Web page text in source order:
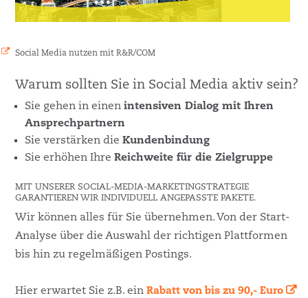
Social Media nutzen mit R&R/COM
Warum sollten Sie in Social Media aktiv sein?
Sie gehen in einenintensiven Dialog mit Ihren
Ansprechpartnern
Sie verstärken dieKundenbindung
Sie erhöhen IhreReichweite für die Zielgruppe
MIT UNSERER SOCIAL-MEDIA-MARKETINGSTRATEGIE
GARANTIEREN WIR INDIVIDUELL ANGEPASSTE PAKETE.
Wir können alles für Sie übernehmen. Von der Start-
Analyse über die Auswahl der richtigen Plattformen
bis hin zu regelmäßigen Postings.
Hier erwartet Sie z.B. ein Rabatt von bis zu 90,- Euro